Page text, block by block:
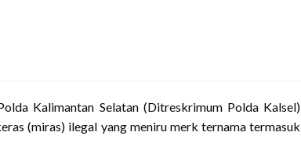
Kalimantan Selatan (Ditreskrimum Polda Kalsel)
(miras) ilegal yang meniru merk ternama termasuk